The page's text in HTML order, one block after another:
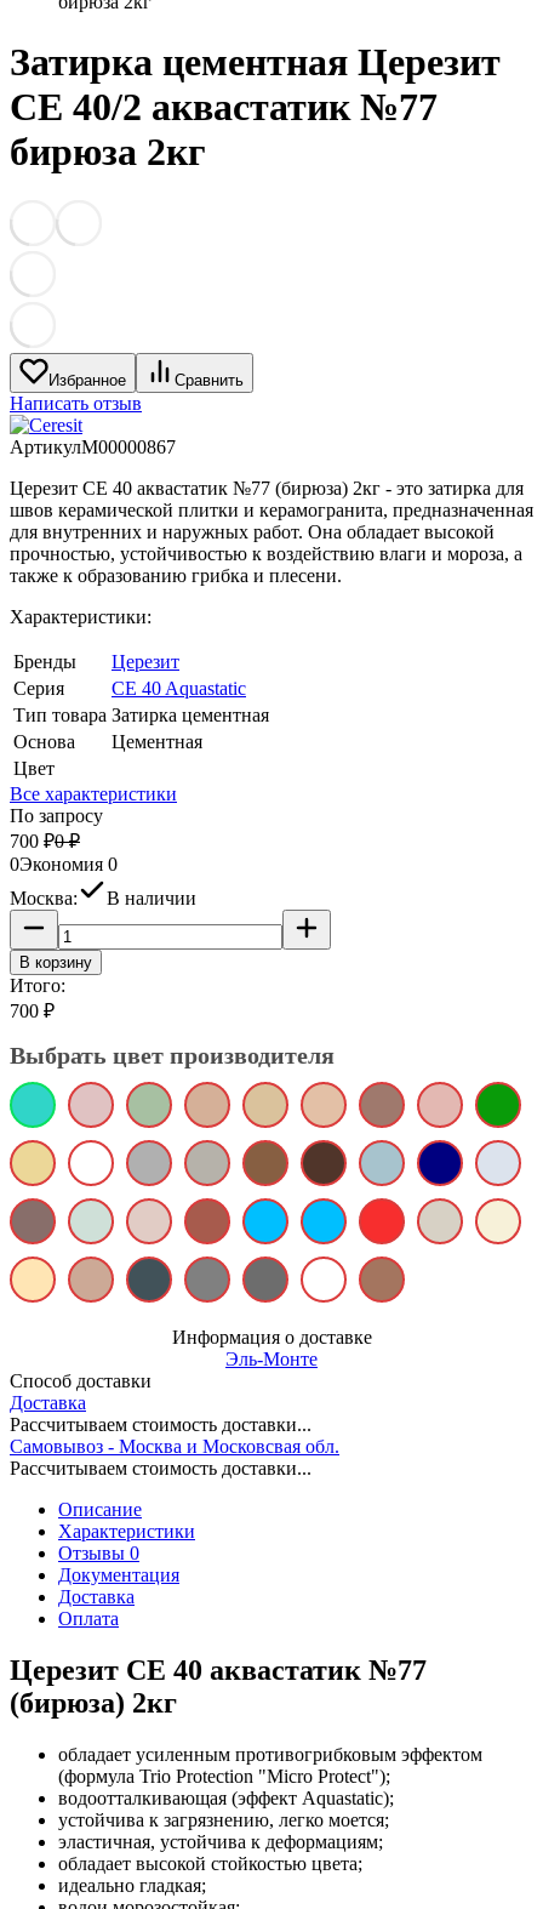
Затирка цементная Церезит
CE 40/2 аквастатик №77
бирюза 2кг
Избранное Сравнить
Написать отзыв
АртикулM00000867
Церезит CE 40 аквастатик №77 (бирюза) 2кг - это затирка для
швов керамической плитки и керамогранита, предназначенная
для внутренних и наружных работ. Она обладает высокой
прочностью, устойчивостью к воздействию влаги и мороза, а
также к образованию грибка и плесени.
Характеристики:
Бренды
Церезит
Серия
CE 40 Aquastatic
Тип товара Затирка цементная
Основа
Цементная
Цвет
Все характеристики
По запросу
700 ₽0 ₽
0Экономия 0
Москва:
В наличии
В корзину
Итого:
700 ₽
Выбрать цвет производителя
Информация о доставке
Эль-Монте
Способ доставки
Доставка
Рассчитываем стоимость доставки...
Самовывоз - Москва и Московсвая обл.
Рассчитываем стоимость доставки...
Описание
Характеристики
Отзывы 0
Документация
Доставка
Оплата
Церезит CE 40 аквастатик №77
(бирюза) 2кг
обладает усиленным противогрибковым эффектом
(формула Trio Protection "Micro Protect");
водоотталкивающая (эффект Aquastatic);
устойчива к загрязнению, легко моется;
эластичная, устойчива к деформациям;
обладает высокой стойкостью цвета;
идеально гладкая;